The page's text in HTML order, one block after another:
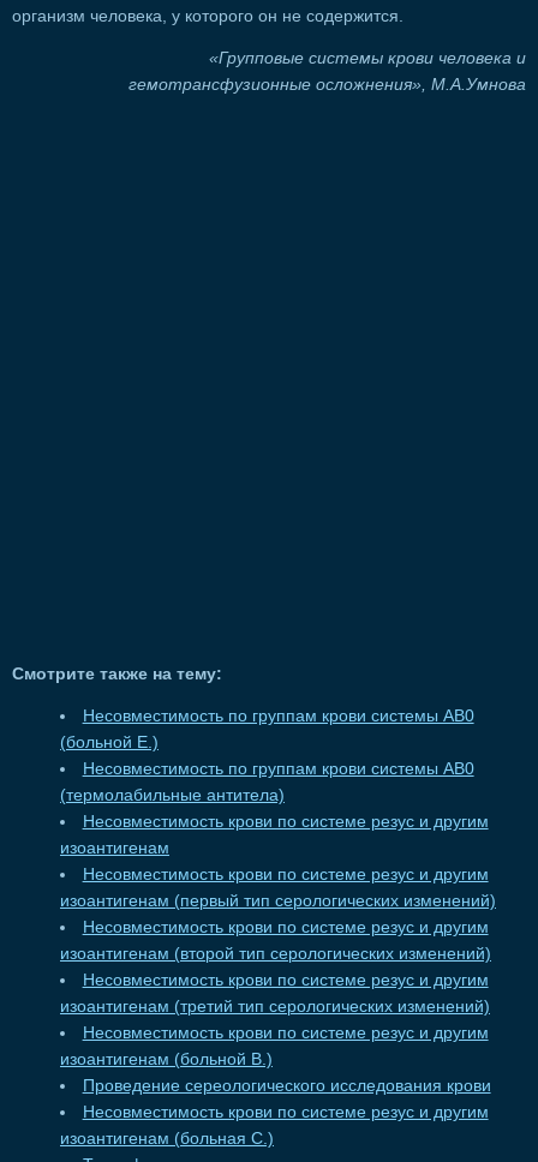
организм человека, у которого он не содержится.
«Групповые системы крови человека и
гемотрансфузионные осложнения», М.А.Умнова
Смотрите также на тему:
Несовместимость по группам крови системы АВ0
(больной Е.)
Несовместимость по группам крови системы АВ0
(термолабильные антитела)
Несовместимость крови по системе резус и другим
изоантигенам
Несовместимость крови по системе резус и другим
изоантигенам (первый тип серологических изменений)
Несовместимость крови по системе резус и другим
изоантигенам (второй тип серологических изменений)
Несовместимость крови по системе резус и другим
изоантигенам (третий тип серологических изменений)
Несовместимость крови по системе резус и другим
изоантигенам (больной В.)
Проведение сереологического исследования крови
Несовместимость крови по системе резус и другим
изоантигенам (больная С.)